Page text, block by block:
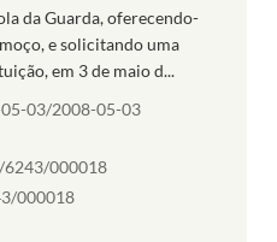
da Guarda, oferecendo-
e solicitando uma
em 3 de maio d...
03/2008-05-03
6243/000018
000018